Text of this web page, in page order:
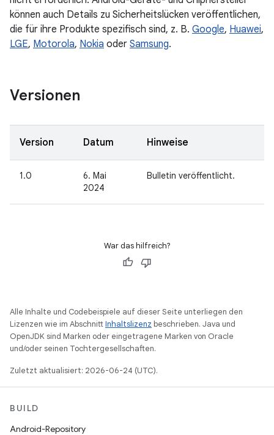
können auch Details zu Sicherheitslücken veröffentlichen,
die für ihre Produkte spezifisch sind, z. B. Google, Huawei,
LGE, Motorola, Nokia oder Samsung.
Versionen
Version Datum Hinweise
1.0
6. Mai
2024
Bulletin veröffentlicht.
War das hilfreich?
Alle Inhalte und Codebeispiele auf dieser Seite unterliegen den
Lizenzen wie im AbschnittInhaltslizenz beschrieben. Java und
OpenJDK sind Marken oder eingetragene Marken von Oracle
und/oder seinen Tochtergesellschaften.
Zuletzt aktualisiert: 2026-06-24 (UTC).
BUILD
Android-Repository